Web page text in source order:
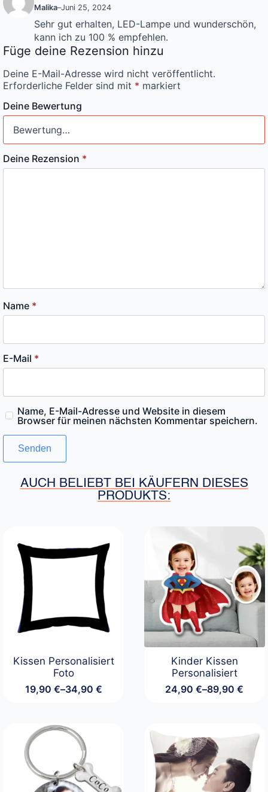
Malika–Juni 25, 2024
Sehr gut erhalten, LED-Lampe und wunderschön,
kann ich zu 100 % empfehlen.
Füge deine Rezension hinzu
Deine E-Mail-Adresse wird nicht veröffentlicht.
Erforderliche Felder sind mit * markiert
Deine Bewertung
Deine Rezension *
Name *
E-Mail *
Name, E-Mail-Adresse und Website in diesem
Browser für meinen nächsten Kommentar speichern.
AUCH BELIEBT BEI KÄUFERN DIESES
PRODUKTS:
Kissen Personalisiert
Foto
19,90 €–34,90 €
Preisspanne:
34,90 €
Kinder Kissen
Personalisiert
24,90€–89,90€
Preisspanne: